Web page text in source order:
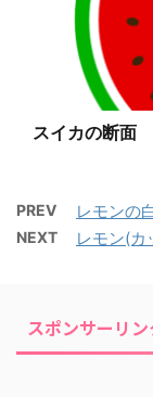
スイカの断面
PREV レモンの
NEXT レモン(
スポンサーリン